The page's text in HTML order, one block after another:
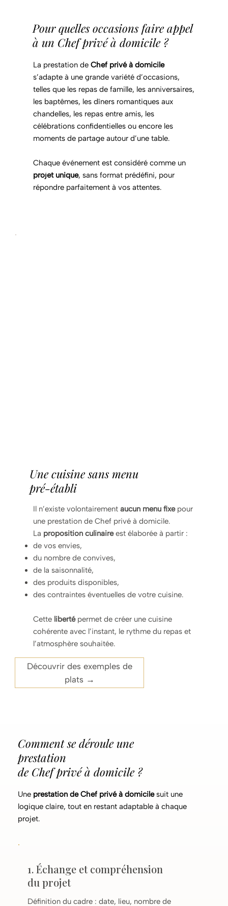
Pour quelles occasions faire appel
à un Chef privé à domicile ?
La prestation deChef privé à domicile
s’adapte à une grande variété d’occasions,
telles que les repas de famille, les anniversaires,
les baptêmes, les dîners romantiques aux
chandelles, les repas entre amis, les
célébrations confidentielles ou encore les
moments de partage autour d’une table.
Chaque événement est considéré comme un
projet unique, sans format prédéfini, pour
répondre parfaitement à vos attentes.
Une cuisine sans menu
pré-établi
Il n’existe volontairement aucun menu fixepour
une prestation de Chef privé à domicile.
La proposition culinaireest élaborée à partir :
de vos envies,
du nombre de convives,
de la saisonnalité,
des produits disponibles,
des contraintes éventuelles de votre cuisine.
Cettelibertépermet de créer une cuisine
cohérente avec l’instant, le rythme du repas et
l’atmosphère souhaitée.
Découvrir des exemples de
plats →
Comment se déroule une
prestation
de Chef privé à domicile ?
Uneprestation de Chef privé à domicilesuit une
logique claire, tout en restant adaptable à chaque
projet.
1. Échange et compréhension
du projet
Définition du cadre : date, lieu, nombre de